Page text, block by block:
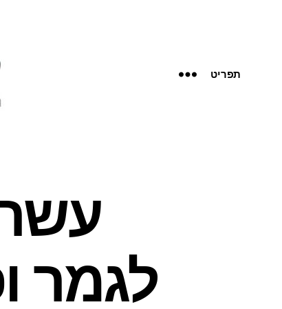
תפריט
לגמר